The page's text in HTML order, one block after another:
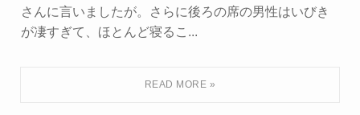
さんに言いましたが。さらに後ろの席の男性はいびき
が凄すぎて、ほとんど寝るこ...